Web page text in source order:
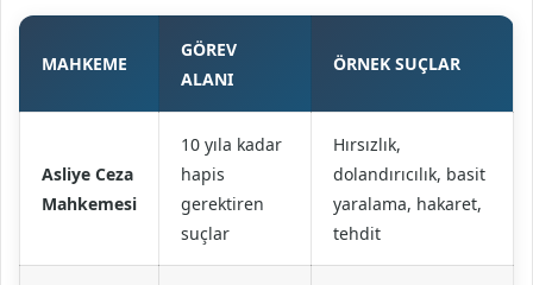
MAHKEME
GÖREV
ALANI
ÖRNEK SUÇLAR
Asliye Ceza
Mahkemesi
10 yıla kadar
hapis
gerektiren
suçlar
Hırsızlık,
dolandırıcılık, basit
yaralama, hakaret,
tehdit